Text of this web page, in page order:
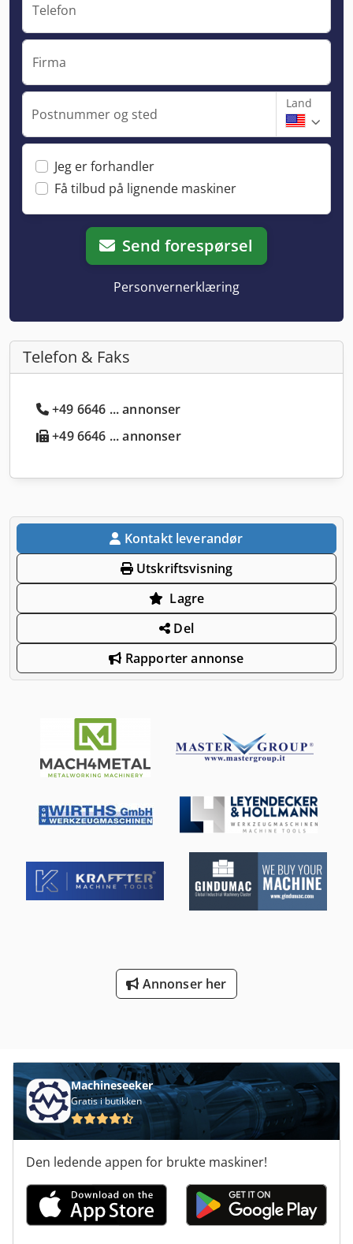
Telefon
Firma
Postnummer og sted
Land
Jeg er forhandler
Få tilbud på lignende maskiner
Send forespørsel
Personvernerklæring
Telefon & Faks
+49 6646 ... annonser
+49 6646 ... annonser
Kontakt leverandør
Utskriftsvisning
Lagre
Del
Rapporter annonse
Annonser her
Machineseeker
Gratis i butikken
Den ledende appen for brukte maskiner!